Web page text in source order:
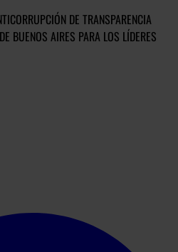
DE TRANSPARENCIA
BUENOS AIRES PARA LOS LÍDERES